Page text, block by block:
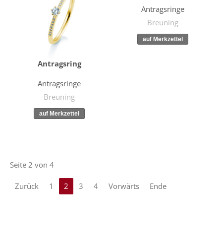
Antragsring
Antragsringe
Breuning
Antragsringe
Breuning
Seite 2 von 4
Zurück 1 2 3 4 Vorwärts Ende